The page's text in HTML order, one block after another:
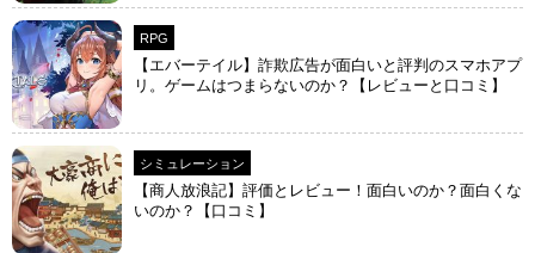
RPG
【エバーテイル】詐欺広告が面白いと評判のスマホアプ
リ。ゲームはつまらないのか？【レビューと口コミ】
シミュレーション
【商人放浪‪記】評価とレビュー！面白いのか？面白くな
いのか？【口コミ】